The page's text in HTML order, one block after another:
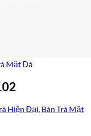
Mặt Đá
Hiện Đại, Bàn Trà Mặt